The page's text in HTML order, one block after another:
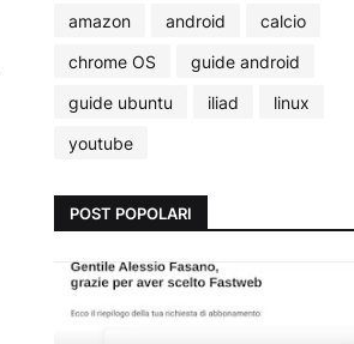
amazon android
calcio
chrome OS
guide android
guide ubuntu
iliad
linux
youtube
POST POPOLARI